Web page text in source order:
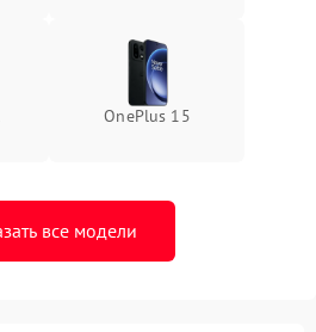
OnePlus 15
все модели